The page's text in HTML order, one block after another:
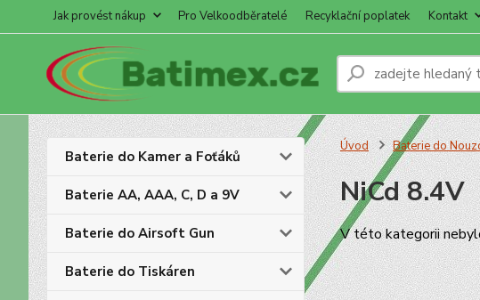
Jak provést nákup Pro Velkoodběratelé Recyklační poplatek Kontakt
Baterie do Kamer a Foťáků
Baterie AA, AAA, C, D a 9V
Baterie do Airsoft Gun
Baterie do Tiskáren
Úvod Baterie do
NiCd 8.4V
V této kategorii